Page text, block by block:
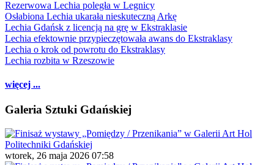
Rezerwowa Lechia poległa w Legnicy
Osłabiona Lechia ukarała nieskuteczną Arkę
Lechia Gdańsk z licencją na grę w Ekstraklasie
Lechia efektownie przypieczętowała awans do Ekstraklasy
Lechia o krok od powrotu do Ekstraklasy
Lechia rozbita w Rzeszowie
więcej ...
Galeria Sztuki Gdańskiej
wtorek, 26 maja 2026 07:58